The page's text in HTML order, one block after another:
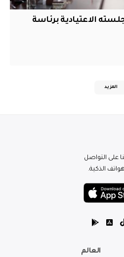
الاعتيادية برئاسة
المزيد
على التواصل
الذكية.
العالم